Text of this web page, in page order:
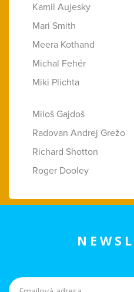
Kamil Aujesky
Mari Smith
Meera Kothand
Michal Fehér
Miki Plichta
Miloš Gajdoš
Radovan Andrej Grežo
Richard Shotton
Roger Dooley